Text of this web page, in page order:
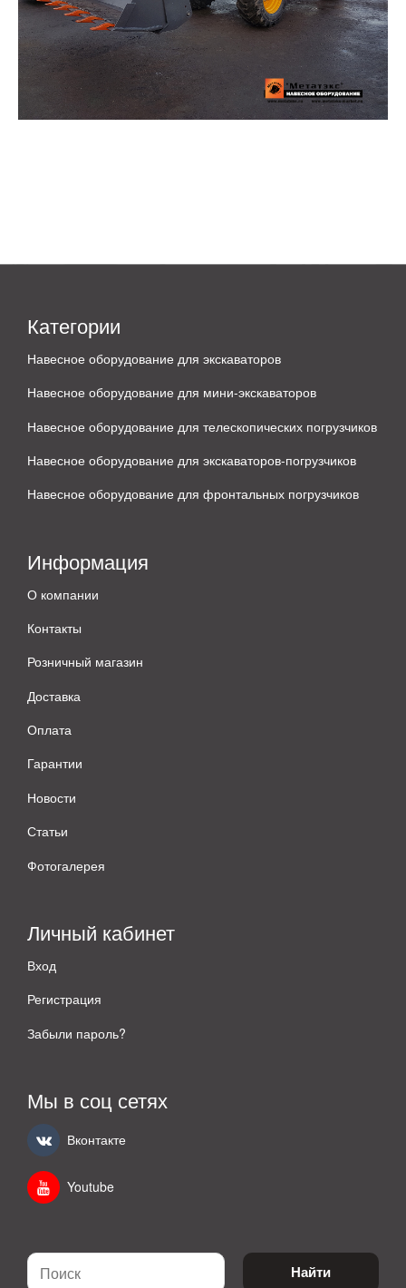
Категории
Навесное оборудование для экскаваторов
Навесное оборудование для мини-экскаваторов
Навесное оборудование для телескопических погрузчиков
Навесное оборудование для экскаваторов-погрузчиков
Навесное оборудование для фронтальных погрузчиков
Информация
О компании
Контакты
Розничный магазин
Доставка
Оплата
Гарантии
Новости
Статьи
Фотогалерея
Личный кабинет
Вход
Регистрация
Забыли пароль?
Мы в соц сетях
Вконтакте
Youtube
Найти